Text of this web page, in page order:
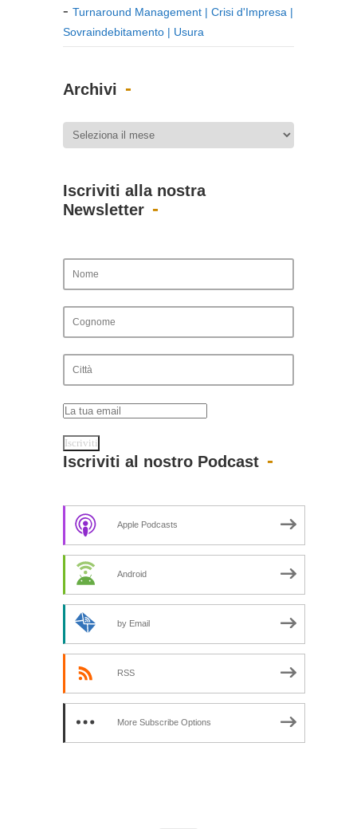
Turnaround Management | Crisi d'Impresa |
Sovraindebitamento | Usura
Archivi
Iscriviti alla nostra
Newsletter
Iscriviti al nostro Podcast
Apple Podcasts
Android
by Email
RSS
More Subscribe Options